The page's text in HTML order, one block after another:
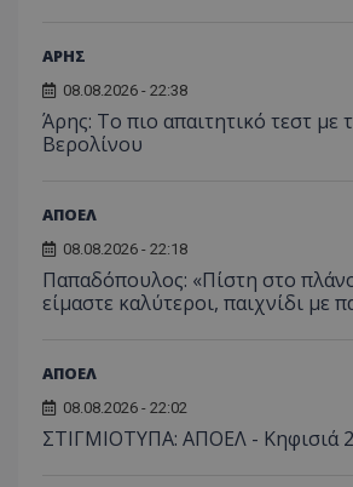
ΑΡΗΣ
08.08.2026 - 22:38
Άρης: Το πιο απαιτητικό τεστ με
Βερολίνου
ΑΠΟΕΛ
08.08.2026 - 22:18
Παπαδόπουλος: «Πίστη στο
είμαστε καλύτεροι, παιχνίδι με
ΑΠΟΕΛ
08.08.2026 - 22:02
ΣΤΙΓΜΙΟΤΥΠΑ: ΑΠΟΕΛ - Κηφισιά